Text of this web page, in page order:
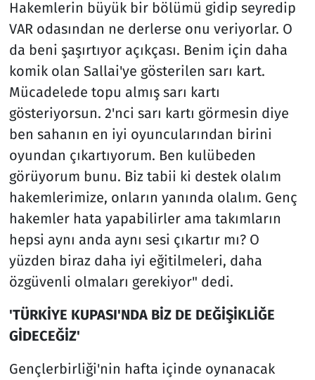
Hakemlerin büyük bir bölümü gidip seyredip
VAR odasından ne derlerse onu veriyorlar. O
da beni şaşırtıyor açıkçası. Benim için daha
komik olan Sallai'ye gösterilen sarı kart.
Mücadelede topu almış sarı kartı
gösteriyorsun. 2'nci sarı kartı görmesin diye
ben sahanın en iyi oyuncularından birini
oyundan çıkartıyorum. Ben kulübeden
görüyorum bunu. Biz tabii ki destek olalım
hakemlerimize, onların yanında olalım. Genç
hakemler hata yapabilirler ama takımların
hepsi aynı anda aynı sesi çıkartır mı? O
yüzden biraz daha iyi eğitilmeleri, daha
özgüvenli olmaları gerekiyor" dedi.
'TÜRKİYE KUPASI'NDA BİZ DE DEĞİŞİKLİĞE
GİDECEĞİZ'
Gençlerbirliği'nin hafta içinde oynanacak